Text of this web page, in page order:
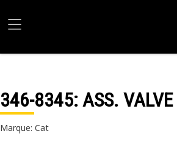
346-8345: ASS.
Marque: Cat